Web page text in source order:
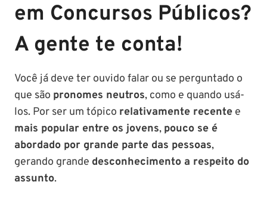
em Concursos Públicos?
A gente te conta!
Você já deve ter ouvido falar ou se perguntado o
que são pronomes neutros, como e quando usá-
los. Por ser um tópico relativamente recente e
mais popular entre os jovens, pouco se é
abordado por grande parte das pessoas,
gerando grande desconhecimento a respeito do
assunto.